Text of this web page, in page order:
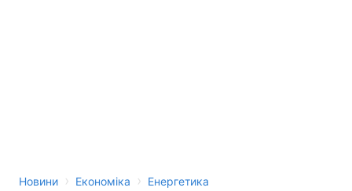
Новини › Економіка › Енергетика